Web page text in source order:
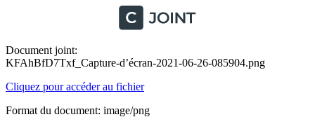
Document joint:
KFAhBfD7Txf_Capture-d’écran-2021-06-26-085904.png
Cliquez pour accéder au fichier
Format du document: image/png